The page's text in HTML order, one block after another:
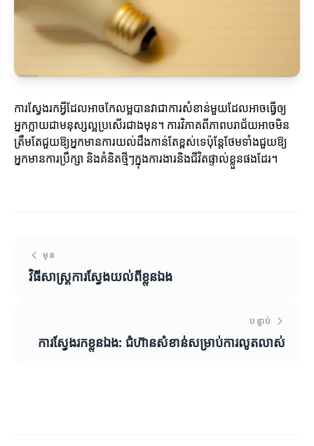
ការស្វែងរកអ្វីដែលអាចកែលម្អបានវាជាការសំខាន់មួយដែលអាចធ្វើឲ្យ
អ្នកក្លាយជាមនុស្សល្អប្រសើរជាងមុន។ ការវិភាគពីភាពបរាជ័យអាចមិន
ត្រឹមតែជួយឱ្យអ្នកមានការយល់ដឹងកាន់តែខ្ពស់ទេប៉ុន្តែថែមទាំងជួយឱ្យ
អ្នកមានការប្រឹក្សា និងគំនិតថ្មីៗក្នុងការងារនិងជីវិតផ្ទាល់ខ្លួនផងដែរ។
មុន
វិធីសាស្ត្រការស្វែងយល់ពីខ្លួនឯង
បន្ទាប់
ការស្វែងរកខ្លួនឯង: ជំហ៊ានសំខាន់សម្រាប់ការលូតលាស់